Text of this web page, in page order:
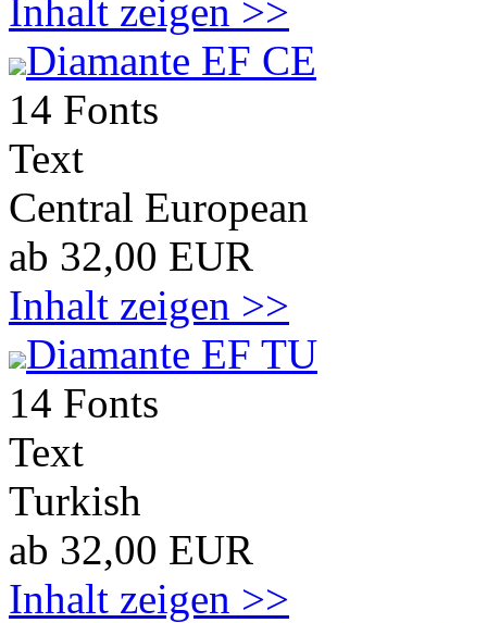
Inhalt zeigen >>
Diamante EF CE
14 Fonts
Text
Central European
ab 32,00 EUR
Inhalt zeigen >>
Diamante EF TU
14 Fonts
Text
Turkish
ab 32,00 EUR
Inhalt zeigen >>